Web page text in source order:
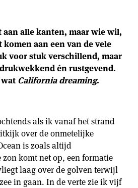
aan alle kanten, maar wie wil,
aan een van de vele
voor stuk verschillend, maar
én rustgevend.
California dreaming.
als ik vanaf het strand
over de onmetelijke
is zoals altijd
zon komt net op, een formatie
laag over de golven terwijl
in gaan. In de verte zie ik vijf